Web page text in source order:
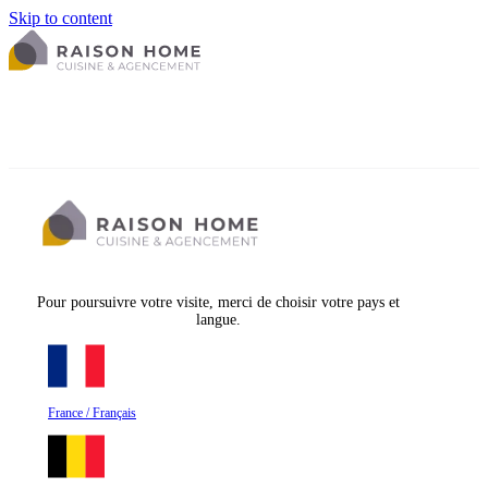
Skip to content
Pour poursuivre votre visite, merci de choisir votre pays et
langue.
France / Français